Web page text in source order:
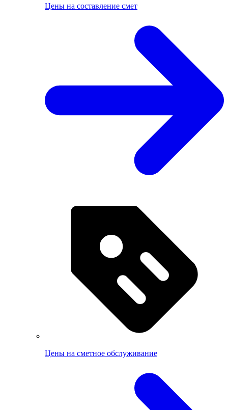
Цены на составление смет
Цены на сметное обслуживание